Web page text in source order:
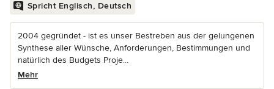
Spricht Englisch, Deutsch
2004 gegründet - ist es unser Bestreben aus der gelungenen
Synthese aller Wünsche, Anforderungen, Bestimmungen und
natürlich des Budgets Proje...
Mehr